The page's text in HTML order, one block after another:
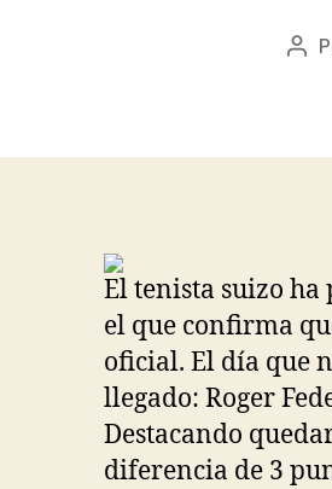
El tenista suizo
el que confirma
oficial. El día que
llegado: Roger
Destacando
diferencia de 3